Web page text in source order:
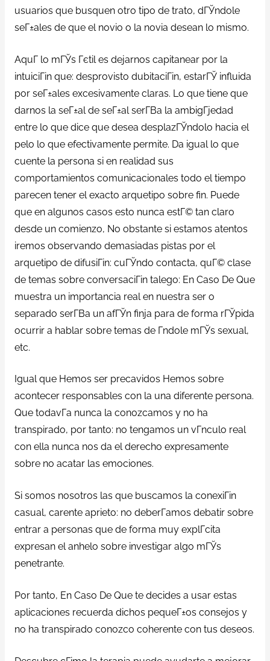
usuarios que busquen otro tipo de trato, dГЎndole
seГ±ales de que el novio o la novia desean lo mismo.
AquГ­ lo mГЎs Гєtil es dejarnos capitanear por la
intuiciГіn que: desprovisto dubitaciГіn, estarГЎ influida
por seГ±ales excesivamente claras. Lo que tiene que
darnos la seГ±al de seГ±al serГ­В­a la ambigГјedad
entre lo que dice que desea desplazГЎndolo hacia el
pelo lo que efectivamente permite. Da igual lo que
cuente la persona si en realidad sus
comportamientos comunicacionales todo el tiempo
parecen tener el exacto arquetipo sobre fin. Puede
que en algunos casos esto nunca estГ© tan claro
desde un comienzo, No obstante si estamos atentos
iremos observando demasiadas pistas por el
arquetipo de difusiГіn: cuГЎndo contacta, quГ© clase
de temas sobre conversaciГіn talego: En Caso De Que
muestra un importancia real en nuestra ser o
separado serГ­В­a un afГЎn finja para de forma rГЎpida
ocurrir a hablar sobre temas de Г­ndole mГЎs sexual,
etc.
Igual que Hemos ser precavidos Hemos sobre
acontecer responsables con la una diferente persona.
Que todavГ­a nunca la conozcamos y no ha
transpirado, por tanto: no tengamos un vГ­nculo real
con ella nunca nos da el derecho expresamente
sobre no acatar las emociones.
Si somos nosotros las que buscamos la conexiГіn
casual, carente aprieto: no deberГ­amos debatir sobre
entrar a personas que de forma muy explГ­cita
expresan el anhelo sobre investigar algo mГЎs
penetrante.
Por tanto, En Caso De Que te decides a usar estas
aplicaciones recuerda dichos pequeГ±os consejos y
no ha transpirado conozco coherente con tus deseos.